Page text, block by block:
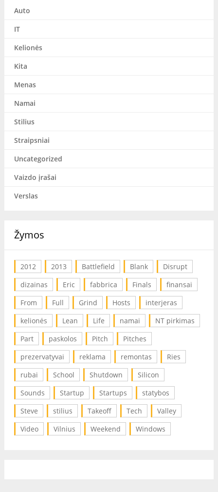
Auto
IT
Kelionės
Kita
Menas
Namai
Stilius
Straipsniai
Uncategorized
Vaizdo įrašai
Verslas
Žymos
2012 2013 Battlefield Blank
Disrupt
dizainas
Eric fabbrica Finals
finansai
From
Full Grind Hosts
interjeras
kelionės
Lean Life namai
NT pirkimas
Part
paskolos Pitch
Pitches
prezervatyvai
reklama remontas
Ries
rubai
School Shutdown
Silicon
Sounds
Startup Startups
statybos
Steve
stilius Takeoff Tech
Valley
Video
Vilnius Weekend Windows